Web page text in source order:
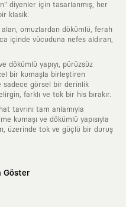
diyenler için tasarlanmış, her
klasik.
omuzlardan dökümlü, ferah
içinde vücuduna nefes aldıran,
dökümlü yapıyı, pürüzsüz
bir kumaşla birleştiren
sadece görsel bir derinlik
farklı ve tok bir his bırakır.
tavrını tam anlamıyla
kumaşı ve dökümlü yapısıyla
üzerinde tok ve güçlü bir duruş
Göster